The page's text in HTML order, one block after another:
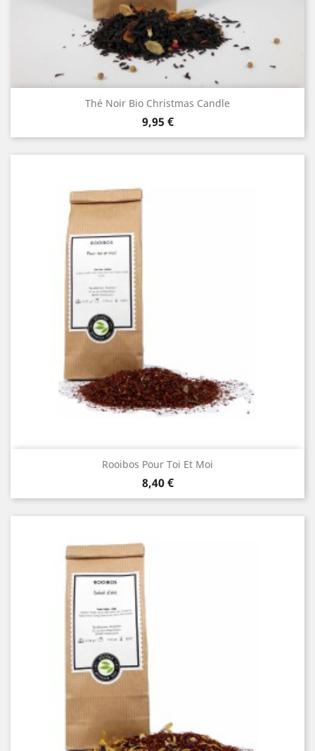
Thé Noir Bio Christmas Candle
Prix
9,95 €
Rooibos Pour Toi Et Moi
Prix
8,40 €